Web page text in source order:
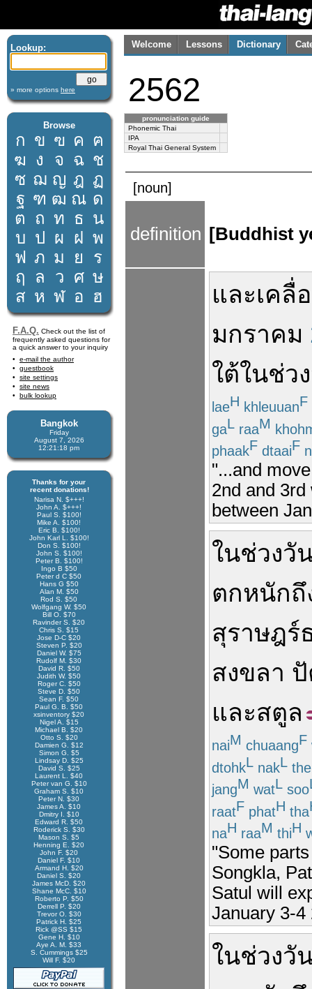
Lookup:
» more options here
Browse
ก ข ฃ ค ฅ
ฆ ง จ ฉ ช
ซ ฌ ญ ฎ ฏ
ฐ ฑ ฒ ณ ด
ต ถ ท ธ น
บ ป ผ ฝ พ
ฟ ภ ม ย
ร
ฤ
ล ว ศ ษ
ส ห ฬ อ ฮ
F.A.Q. Check out the list of
frequently asked questions for
a quick answer to your inquiry
e-mail the author
guestbook
site settings
site news
bulk lookup
Bangkok
Friday
August 7, 2026
12:21:19 pm
Thanks for your
recent donations!
Narisa N. $+++!
John A. $+++!
Paul S. $100!
Mike A. $100!
Eric B. $100!
John Karl L. $100!
Don S. $100!
John S. $100!
Peter B. $100!
Ingo B $50
Peter d C $50
Hans G $50
Alan M. $50
Rod S. $50
Wolfgang W. $50
Bill O. $70
Ravinder S. $20
Chris S. $15
Jose D-C $20
Steven P. $20
Daniel W. $75
Rudolf M. $30
David R. $50
Judith W. $50
Roger C. $50
Steve D. $50
Sean F. $50
Paul G. B. $50
xsinventory $20
Nigel A. $15
Michael B. $20
Otto S. $20
Damien G. $12
Simon G. $5
Lindsay D. $25
David S. $25
Laurent L. $40
Peter van G. $10
Graham S. $10
Peter N. $30
James A. $10
Dmitry I. $10
Edward R. $50
Roderick S. $30
Mason S. $5
Henning E. $20
John F. $20
Daniel F. $10
Armand H. $20
Daniel S. $20
James McD. $20
Shane McC. $10
Roberto P. $50
Derrell P. $20
Trevor O. $30
Patrick H. $25
Rick @SS $15
Gene H. $10
Aye A. M. $33
S. Cummings $25
Will F. $20
Welcome Lessons Dictionary
2562
pronunciation guide
Phonemic Thai
IPA
Royal Thai General System
[noun]
definition [Buddhist
และเคลื่
มกราคม
ใต้ในช่วง
laeH khleuuanF
gaL raaM
phaakF dtaaiF
"...and
2nd and
between
ในช่วงวั
ตกหนักถึ
สุราษฎร์
สงขลา
และสตูล
naiM chuaangF
dtohkL nakL
jangM watL soo
raatF phatH tha
naH raaM thiH
"Some
Songkla,
Satul will
January 3-4
ในช่วงวั